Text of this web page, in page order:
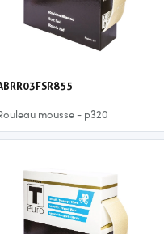
mousse - p320